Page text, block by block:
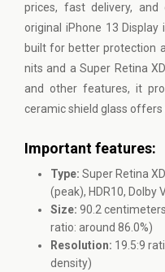
prices, fast delivery, and
original iPhone 13
built for better protection
nits and a Super Retina
and other features, it
ceramic shield glass offers
Important features:
Type: Super Retina
(peak), HDR10, Dolby
Size: 90.2
ratio: around 86.0%)
Resolution: 19.5:9
density)